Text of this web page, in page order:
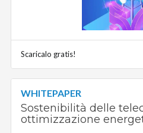
Scaricalo gratis!
WHITEPAPER
Sostenibilità delle
ottimizzazione